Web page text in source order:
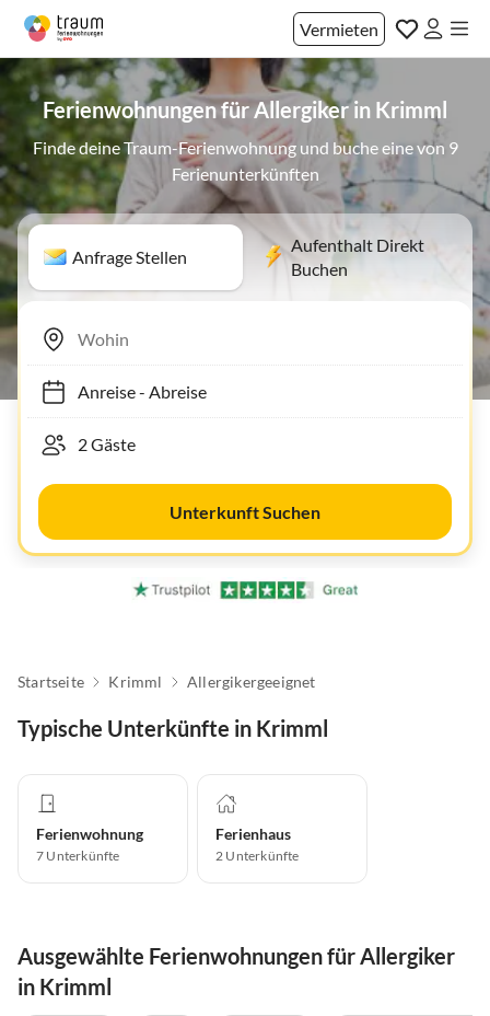
Vermieten
Ferienwohnungen für Allergiker in Krimml
Finde deine Traum-Ferienwohnung und buche eine von 9
Ferienunterkünften
Anfrage Stellen
Aufenthalt Direkt
Buchen
Anreise- Abreise
Unterkunft Suchen
Startseite Krimml Allergikergeeignet
Typische Unterkünfte in Krimml
Ferienwohnung
7 Unterkünfte
Ferienhaus
2 Unterkünfte
Ausgewählte Ferienwohnungen für Allergiker
in Krimml